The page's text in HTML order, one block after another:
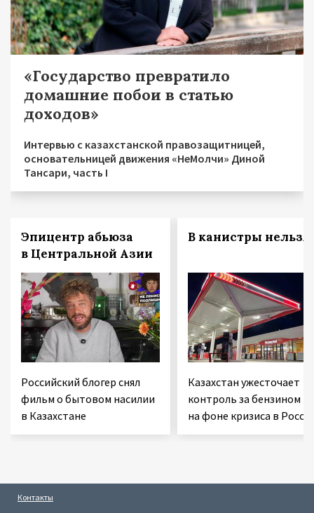
«Государство превратило
домашние побои в статью
доходов»
Интервью с казахстанской правозащитницей,
основательницей движения «НеМолчи» Диной
Тансари, часть I
Эпицентр абьюза
в Центральной Азии
Российский блогер снял
фильм о бытовом насилии
в Казахстане
В канистры нельзя!
Казахстан ужесточает
контроль за бензином
на фоне кризиса в
Контакты